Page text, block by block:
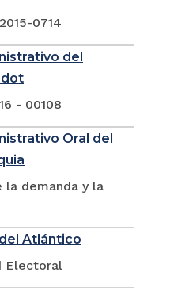
0714
del
- 00108
Oral del
demanda y la
Atlántico
Electoral